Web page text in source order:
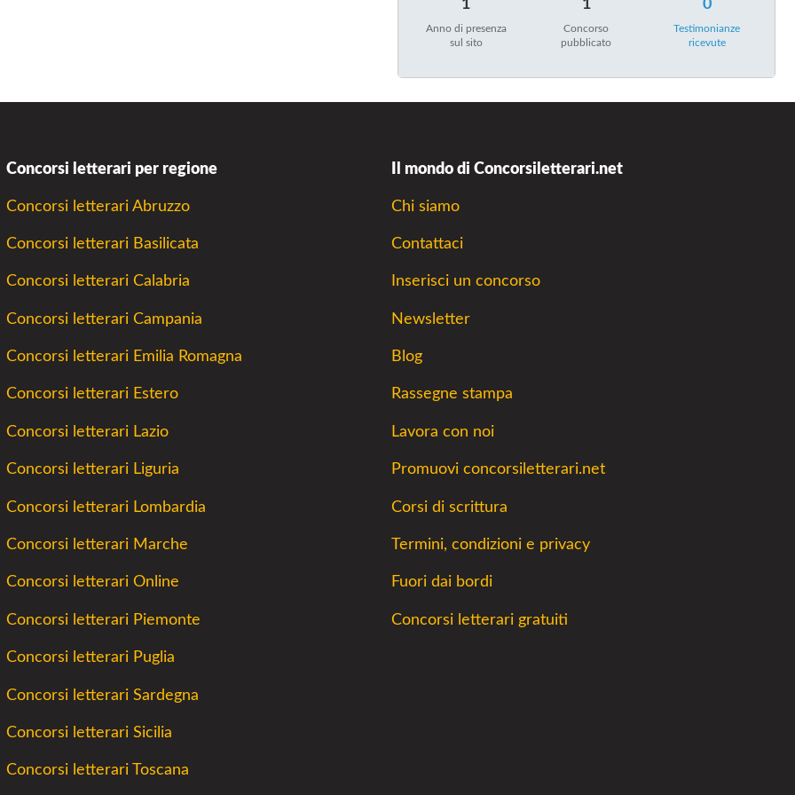
1
Anno di presenza
sul sito
1
Concorso
pubblicato
0
Testimonianze
ricevute
Concorsi letterari per regione
Concorsi letterari Abruzzo
Concorsi letterari Basilicata
Concorsi letterari Calabria
Concorsi letterari Campania
Concorsi letterari Emilia Romagna
Concorsi letterari Estero
Concorsi letterari Lazio
Concorsi letterari Liguria
Concorsi letterari Lombardia
Concorsi letterari Marche
Concorsi letterari Online
Concorsi letterari Piemonte
Concorsi letterari Puglia
Concorsi letterari Sardegna
Concorsi letterari Sicilia
Concorsi letterari Toscana
Il mondo di Concorsiletterari.net
Chi siamo
Contattaci
Inserisci un concorso
Newsletter
Blog
Rassegne stampa
Lavora con noi
Promuovi concorsiletterari.net
Corsi di scrittura
Termini, condizioni e privacy
Fuori dai bordi
Concorsi letterari gratuiti